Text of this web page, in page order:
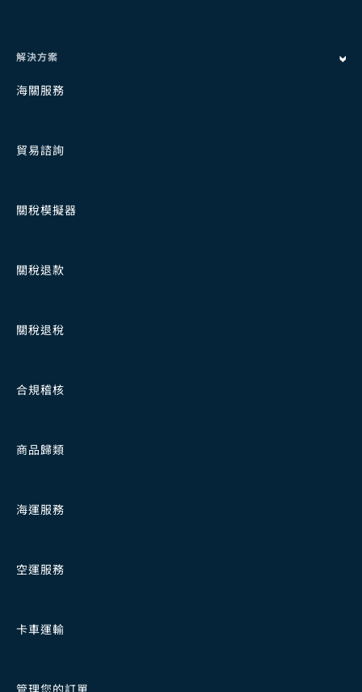
解決方案
海關服務
貿易諮詢
關稅模擬器
關稅退款
關稅退稅
合規稽核
商品歸類
海運服務
空運服務
卡車運輸
管理您的訂單